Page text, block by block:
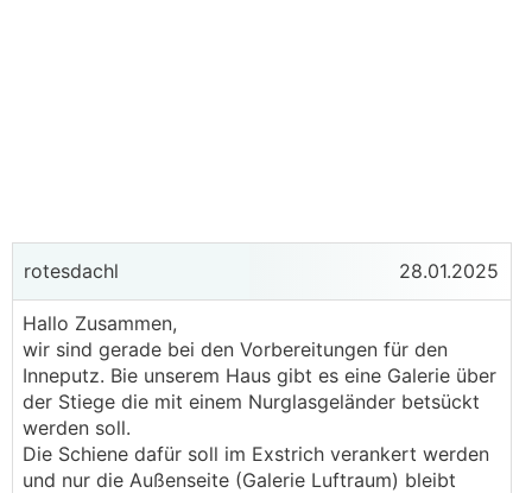
rotesdachl 28.01.2025
Hallo Zusammen,
wir sind gerade bei den Vorbereitungen für den
Inneputz. Bie unserem Haus gibt es eine Galerie über
der Stiege die mit einem Nurglasgeländer betsückt
werden soll.
Die Schiene dafür soll im Exstrich verankert werden
und nur die Außenseite (Galerie Luftraum) bleibt